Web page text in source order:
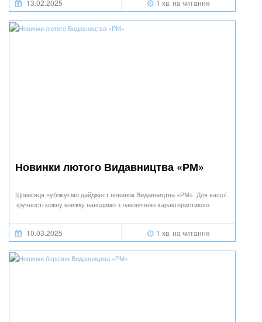
13.02.2025 1 хв. на читання
Новинки лютого Видавництва «РМ»
Щомісяця публікуємо дайджест новинок Видавництва «РМ». Для вашої
зручності кожну книжку наводимо з лаконічною характеристикою.
10.03.2025 1 хв. на читання